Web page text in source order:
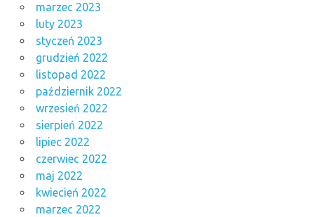
marzec 2023
luty 2023
styczeń 2023
grudzień 2022
listopad 2022
październik 2022
wrzesień 2022
sierpień 2022
lipiec 2022
czerwiec 2022
maj 2022
kwiecień 2022
marzec 2022